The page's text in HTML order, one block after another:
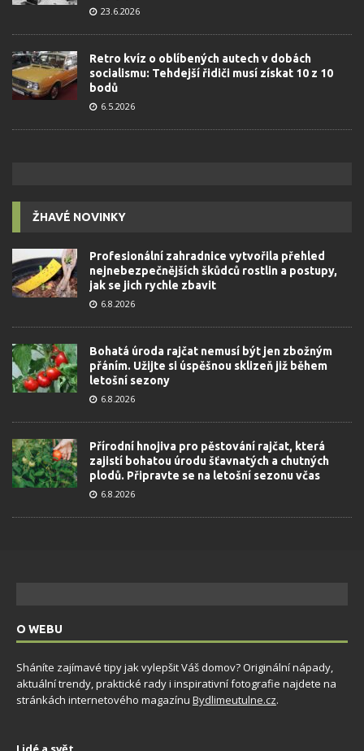
23.6.2026
Retro kvíz o oblíbených autech v dobách
socialismu: Tehdejší řidiči musí získat 10 z 10
bodů
6.5.2026
ŽHAVÉ NOVINKY
Profesionální zahradnice vytvořila přehled
nejnebezpečnějších škůdců rostlin a postupy,
jak se jich rychle zbavit
6.8.2026
Bohatá úroda rajčat nemusí být jen zbožným
přáním. Užijte si úspěšnou sklizeň již během
letošní sezony
6.8.2026
Přírodní hnojiva pro pěstování rajčat, která
zajistí bohatou úrodu šťavnatých a chutných
plodů. Připravte se na letošní sezonu včas
6.8.2026
O WEBU
Sháníte zajímavé tipy jak vylepšit Váš domov? Originální nápady,
aktuální trendy, praktické rady i inspirativní fotografie najdete na
stránkách internetového magazínu Bydlimeutulne.cz.